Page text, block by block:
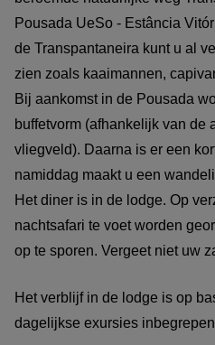
Pousada UeSo - Estância
de Transpantaneira kunt u al
zien zoals kaaimannen,
Bij aankomst in de Pousada
buffetvorm (afhankelijk van de
vliegveld). Daarna is er een
namiddag maakt u een
Het diner is in de lodge. Op
nachtsafari te voet worden
op te sporen. Vergeet niet uw
Het verblijf in de lodge is op
dagelijkse exursies inbegrepen